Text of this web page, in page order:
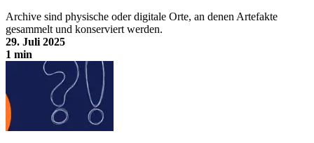
Archive sind physische oder digitale Orte, an denen Artefakte
gesammelt und konserviert werden.
29. Juli 2025
1 min